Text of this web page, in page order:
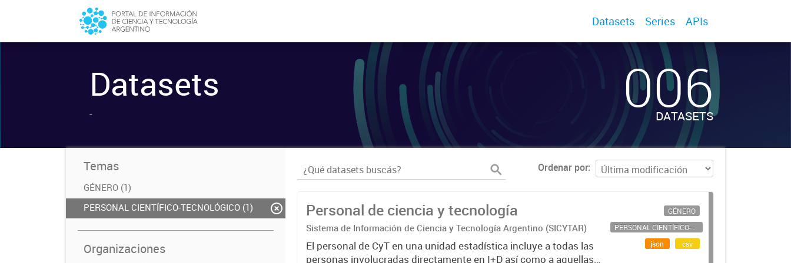
Datasets Series APIs
Datasets
- 006
DATASETS
Temas
GÉNERO (1)
PERSONAL CIENTÍFICO-TECNOLÓGICO (1)
Organizaciones
Ordenar por
Personal de ciencia y tecnología
Sistema de Información de Ciencia y Tecnología Argentino (SICYTAR)
El personal de CyT en una unidad estadística incluye a todas las
personas involucradas directamente en I+D así como a aquellas
GÉNERO
PERSONAL CIENTÍFICO-TECNOLÓGICO
json
csv